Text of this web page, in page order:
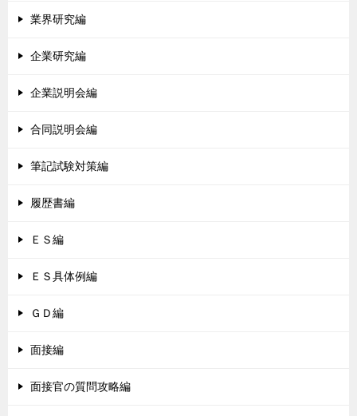
業界研究編
企業研究編
企業説明会編
合同説明会編
筆記試験対策編
履歴書編
ＥＳ編
ＥＳ具体例編
ＧＤ編
面接編
面接官の質問攻略編